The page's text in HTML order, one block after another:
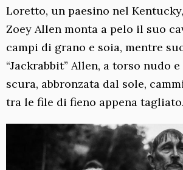
Loretto, un paesino nel
Zoey Allen monta a pelo il suo
campi di grano e soia, mentre
“Jackrabbit” Allen, a torso nudo
scura, abbronzata dal sole,
tra le file di fieno appena tagliato.